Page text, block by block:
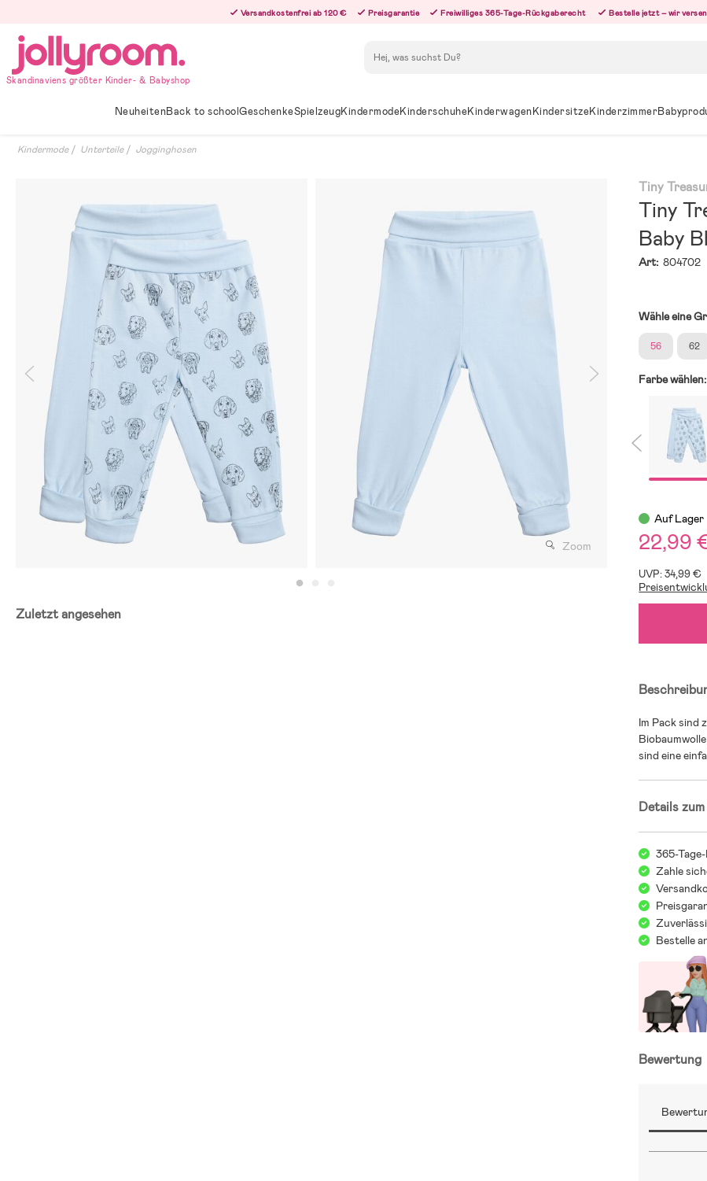
innehållet
Versandkostenfrei ab 120 € Preisgarantie Freiwilliges 365-Tage-Rückgaberecht Bestelle jetzt – wir
Skandinaviens größter Kinder- & Babyshop
NeuheitenBack to schoolGeschenkeSpielzeugKindermodeKinderschuheKinderwagenKindersitzeKinderzimmer
Kindermode Unterteile Jogginghosen
Zoom
Zuletzt angesehen
Tiny
Tiny
Baby
Art: 804702
Wähle eine
56 62
Farbe wählen:
Auf Lager
22,99
UVP: 34,99 €
Im Pack sind
sind eine
Details
365-
Zahle
Bestelle
Bewertung